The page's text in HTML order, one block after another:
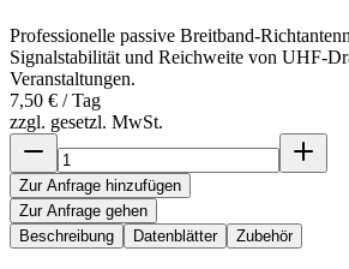
Professionelle passive Breitband-
Signalstabilität und Reichweite von UHF-
Veranstaltungen.
7,50 € / Tag
zzgl. gesetzl. MwSt.
Zur Anfrage hinzufügen
Zur Anfrage gehen
Beschreibung
Datenblätter Zubehör